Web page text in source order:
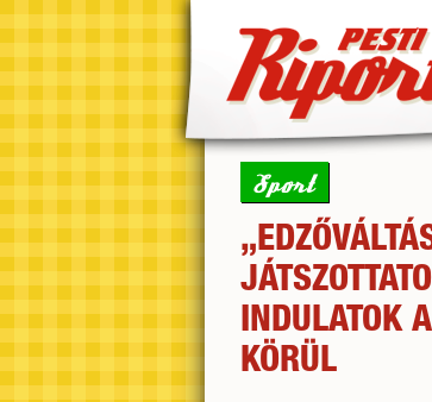
Sport
INDULATOK
KÖRÜL